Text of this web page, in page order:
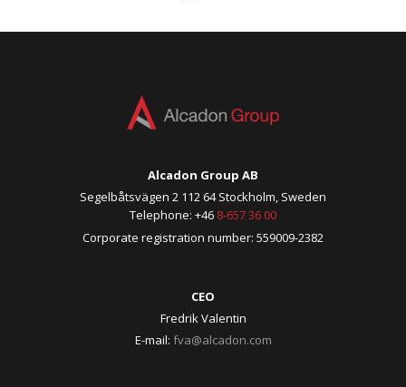
Alcadon Group AB
Segelbåtsvägen 2 112 64 Stockholm, Sweden
Telephone: +46 8-657 36 00
Corporate registration number: 559009-2382
CEO
Fredrik Valentin
E-mail: fva@alcadon.com